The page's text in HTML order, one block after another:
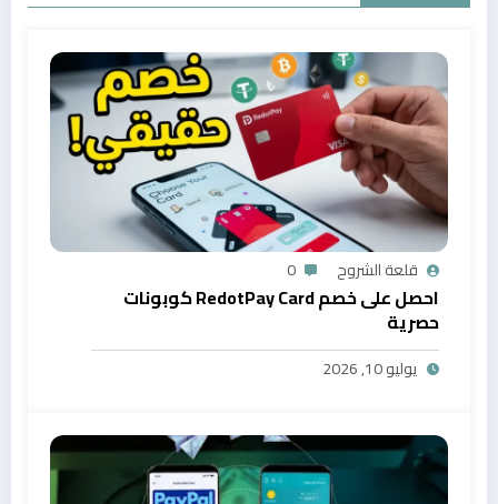
قلعة الشروح 0
احصل على خصم RedotPay Card كوبونات
حصرية
يوليو 10, 2026